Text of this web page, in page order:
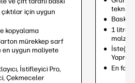
için uygun
kopyalama
mürekkep sarf
uygun maliyete
İstifleyici Pro,
Çekmeceler
Baskı,
1 litre
İsteğe
Yaprak
En